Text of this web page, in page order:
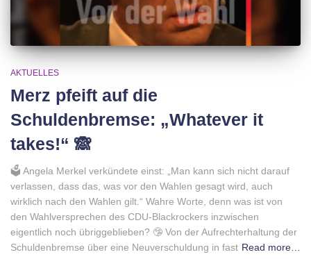
AKTUELLES
Merz pfeift auf die
Schuldenbremse: „Whatever it
takes!“ 🙈
🗳 Angela Merkel verkündete einst: „Man kann sich nicht darauf
verlassen, dass das, was vor den Wahlen gesagt wird, auch
wirklich nach den Wahlen gilt.“ Wahre Worte, denn was ist von
den Wahlversprechen des CDU-Blackrockers inzwischen
eigentlich noch übriggeblieben? 🤥 Von der Aufrechterhaltung der
Schuldenbremse über eine Neuverschuldung in fast Read more…